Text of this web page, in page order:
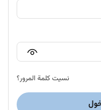
نسيت كلمة المرور؟